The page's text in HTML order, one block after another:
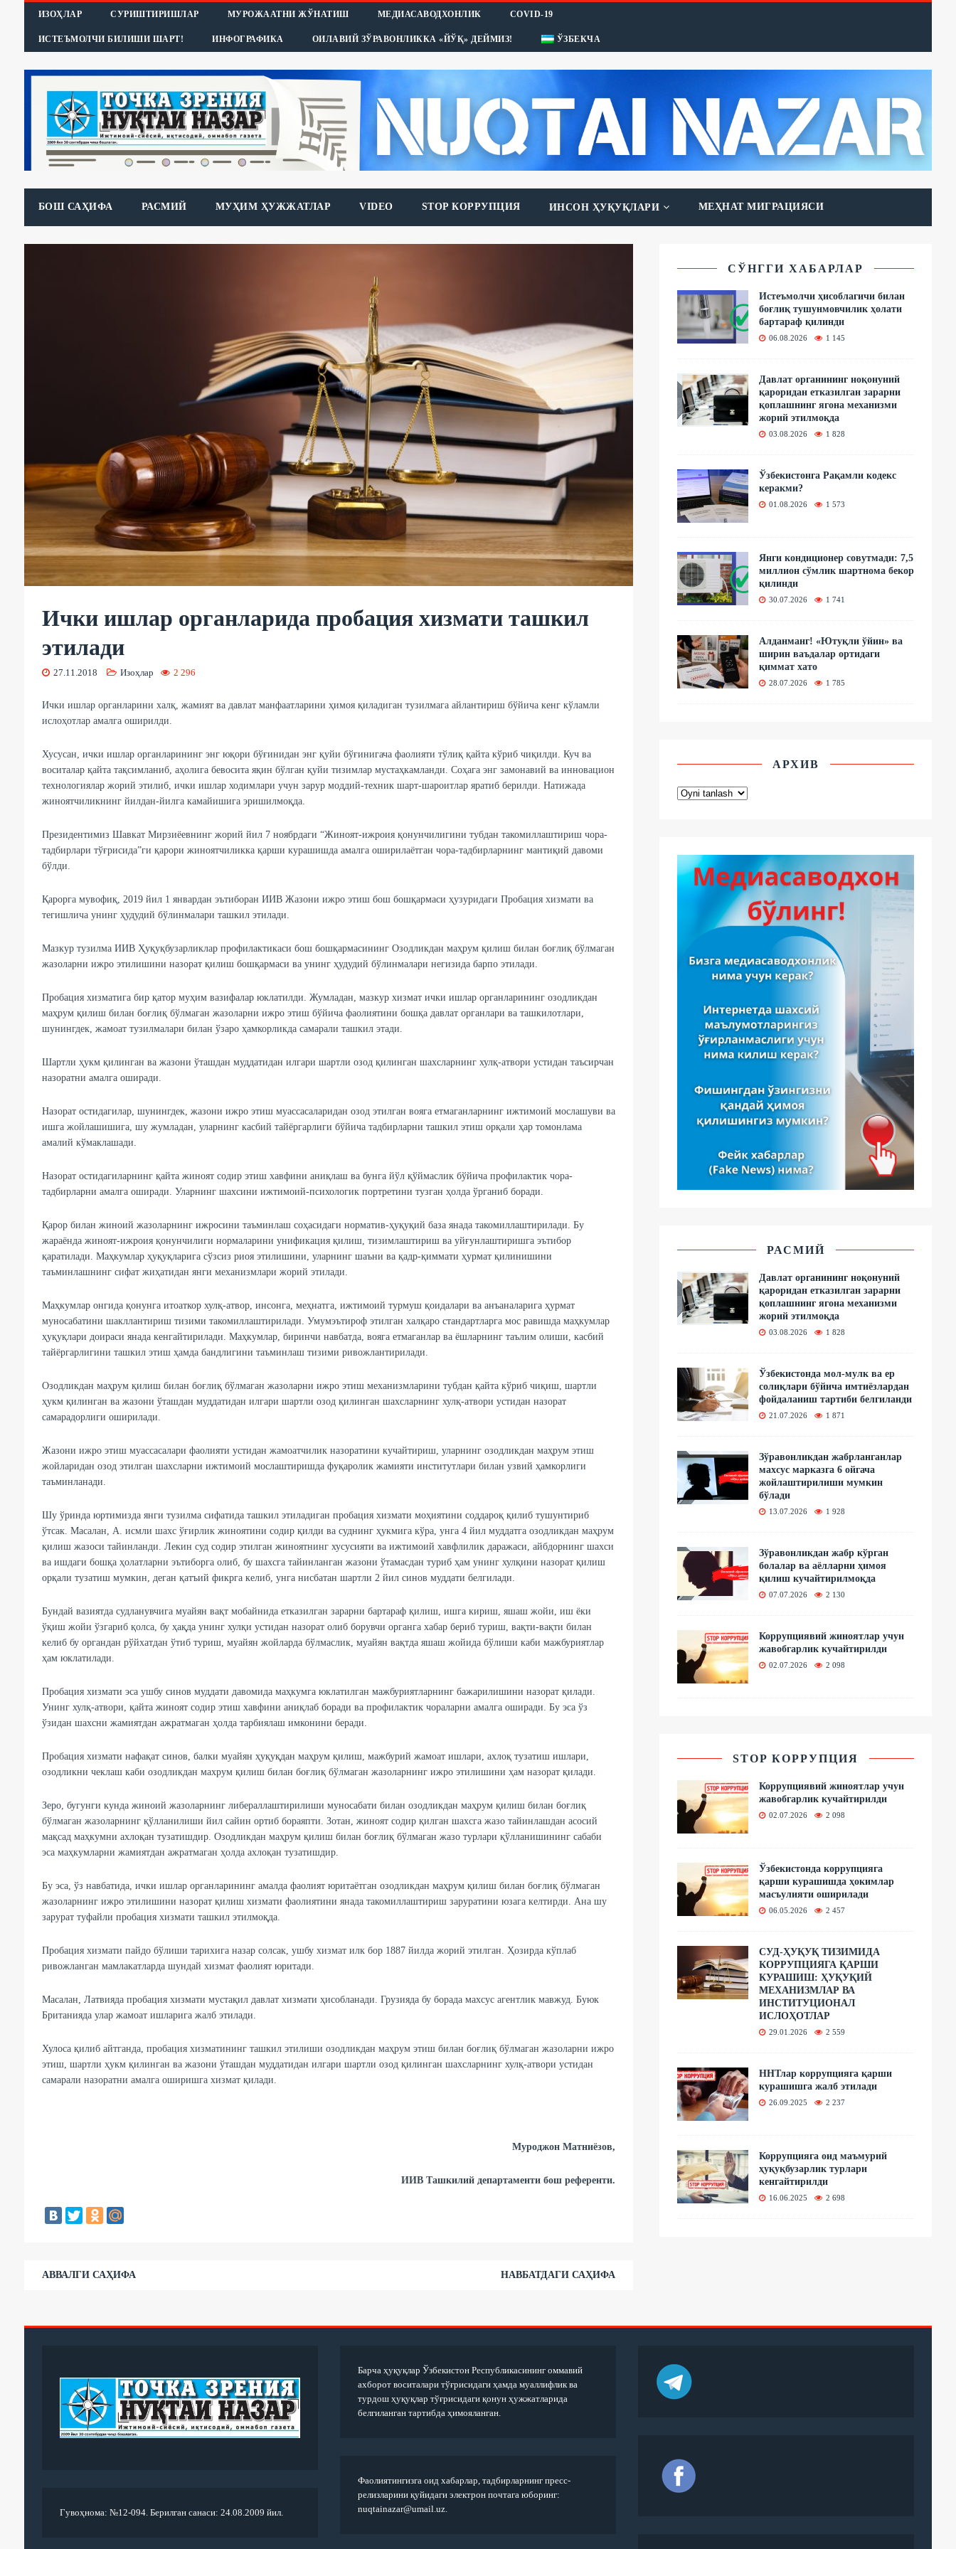
ИЗОҲЛАР СУРИШТИРИШЛАР МУРОЖААТНИ ЖЎНАТИШ МЕДИАСАВОДХОНЛИК COVID-19
ИСТЕЪМОЛЧИ БИЛИШИ ШАРТ! ИНФОГРАФИКА ОИЛАВИЙ ЗЎРАВОНЛИККА «ЙЎҚ» ДЕЙМИЗ! ЎЗБЕКЧА
БОШ САҲИФА РАСМИЙ МУҲИМ ҲУЖЖАТЛАР VIDEO STOP КОРРУПЦИЯ ИНСОН ҲУҚУҚЛАРИ МЕҲНАТ МИГРАЦИЯСИ
Ички ишлар органларида пробация хизмати ташкил
этилади
27.11.2018 Изоҳлар 2 296
Ички ишлар органларини халқ, жамият ва давлат манфаатларини ҳимоя қиладиган тузилмага айлантириш бўйича кенг кўламли
ислоҳотлар амалга оширилди.
Хусусан, ички ишлар органларининг энг юқори бўғинидан энг қуйи бўғинигача фаолияти тўлиқ қайта кўриб чиқилди. Куч ва
воситалар қайта тақсимланиб, аҳолига бевосита яқин бўлган қуйи тизимлар мустаҳкамланди. Соҳага энг замонавий ва инновацион
технологиялар жорий этилиб, ички ишлар ходимлари учун зарур моддий-техник шарт-шароитлар яратиб берилди. Натижада
жиноятчиликнинг йилдан-йилга камайишига эришилмоқда.
Президентимиз Шавкат Мирзиёевнинг жорий йил 7 ноябрдаги “Жиноят-ижроия қонунчилигини тубдан такомиллаштириш чора-
тадбирлари тўғрисида”ги қарори жиноятчиликка қарши курашишда амалга оширилаётган чора-тадбирларнинг мантиқий давоми
бўлди.
Қарорга мувофиқ, 2019 йил 1 январдан эътиборан ИИВ Жазони ижро этиш бош бошқармаси ҳузуридаги Пробация хизмати ва
тегишлича унинг ҳудудий бўлинмалари ташкил этилади.
Мазкур тузилма ИИВ Ҳуқуқбузарликлар профилактикаси бош бошқармасининг Озодликдан маҳрум қилиш билан боғлиқ бўлмаган
жазоларни ижро этилишини назорат қилиш бошқармаси ва унинг ҳудудий бўлинмалари негизида барпо этилади.
Пробация хизматига бир қатор муҳим вазифалар юклатилди. Жумладан, мазкур хизмат ички ишлар органларининг озодликдан
маҳрум қилиш билан боғлиқ бўлмаган жазоларни ижро этиш бўйича фаолиятини бошқа давлат органлари ва ташкилотлари,
шунингдек, жамоат тузилмалари билан ўзаро ҳамкорликда самарали ташкил этади.
Шартли ҳукм қилинган ва жазони ўташдан муддатидан илгари шартли озод қилинган шахсларнинг хулқ-атвори устидан таъсирчан
назоратни амалга оширади.
Назорат остидагилар, шунингдек, жазони ижро этиш муассасаларидан озод этилган вояга етмаганларнинг ижтимоий мослашуви ва
ишга жойлашишига, шу жумладан, уларнинг касбий тайёргарлиги бўйича тадбирларни ташкил этиш орқали ҳар томонлама
амалий кўмаклашади.
Назорат остидагиларнинг қайта жиноят содир этиш хавфини аниқлаш ва бунга йўл қўймаслик бўйича профилактик чора-
тадбирларни амалга оширади. Уларнинг шахсини ижтимоий-психологик портретини тузган ҳолда ўрганиб боради.
Қарор билан жиноий жазоларнинг ижросини таъминлаш соҳасидаги норматив-ҳуқуқий база янада такомиллаштирилади. Бу
жараёнда жиноят-ижроия қонунчилиги нормаларини унификация қилиш, тизимлаштириш ва уйғунлаштиришга эътибор
қаратилади. Маҳкумлар ҳуқуқларига сўзсиз риоя этилишини, уларнинг шаъни ва қадр-қиммати ҳурмат қилинишини
таъминлашнинг сифат жиҳатидан янги механизмлари жорий этилади.
Маҳкумлар онгида қонунга итоаткор хулқ-атвор, инсонга, меҳнатга, ижтимоий турмуш қоидалари ва анъаналарига ҳурмат
муносабатини шакллантириш тизими такомиллаштирилади. Умумэътироф этилган халқаро стандартларга мос равишда маҳкумлар
ҳуқуқлари доираси янада кенгайтирилади. Маҳкумлар, биринчи навбатда, вояга етмаганлар ва ёшларнинг таълим олиши, касбий
тайёргарлигини ташкил этиш ҳамда бандлигини таъминлаш тизими ривожлантирилади.
Озодликдан маҳрум қилиш билан боғлиқ бўлмаган жазоларни ижро этиш механизмларини тубдан қайта кўриб чиқиш, шартли
ҳукм қилинган ва жазони ўташдан муддатидан илгари шартли озод қилинган шахсларнинг хулқ-атвори устидан назорат
самарадорлиги оширилади.
Жазони ижро этиш муассасалари фаолияти устидан жамоатчилик назоратини кучайтириш, уларнинг озодликдан маҳрум этиш
жойларидан озод этилган шахсларни ижтимоий мослаштиришда фуқаролик жамияти институтлари билан узвий ҳамкорлиги
таъминланади.
Шу ўринда юртимизда янги тузилма сифатида ташкил этиладиган пробация хизмати моҳиятини соддароқ қилиб тушунтириб
ўтсак. Масалан, А. исмли шахс ўғирлик жиноятини содир қилди ва суднинг ҳукмига кўра, унга 4 йил муддатга озодликдан маҳрум
қилиш жазоси тайинланди. Лекин суд содир этилган жиноятнинг хусусияти ва ижтимоий хавфлилик даражаси, айбдорнинг шахси
ва ишдаги бошқа ҳолатларни эътиборга олиб, бу шахсга тайинланган жазони ўтамасдан туриб ҳам унинг хулқини назорат қилиш
орқали тузатиш мумкин, деган қатъий фикрга келиб, унга нисбатан шартли 2 йил синов муддати белгилади.
Бундай вазиятда судланувчига муайян вақт мобайнида етказилган зарарни бартараф қилиш, ишга кириш, яшаш жойи, иш ёки
ўқиш жойи ўзгариб қолса, бу ҳақда унинг хулқи устидан назорат олиб борувчи органга хабар бериб туриш, вақти-вақти билан
келиб бу органдан рўйхатдан ўтиб туриш, муайян жойларда бўлмаслик, муайян вақтда яшаш жойида бўлиши каби мажбуриятлар
ҳам юклатилади.
Пробация хизмати эса ушбу синов муддати давомида маҳкумга юклатилган мажбуриятларнинг бажарилишини назорат қилади.
Унинг хулқ-атвори, қайта жиноят содир этиш хавфини аниқлаб боради ва профилактик чораларни амалга оширади. Бу эса ўз
ўзидан шахсни жамиятдан ажратмаган ҳолда тарбиялаш имконини беради.
Пробация хизмати нафақат синов, балки муайян ҳуқуқдан маҳрум қилиш, мажбурий жамоат ишлари, ахлоқ тузатиш ишлари,
озодликни чеклаш каби озодликдан махрум қилиш билан боғлиқ бўлмаган жазоларнинг ижро этилишини ҳам назорат қилади.
Зеро, бугунги кунда жиноий жазоларнинг либераллаштирилиши муносабати билан озодликдан маҳрум қилиш билан боғлиқ
бўлмаган жазоларнинг қўлланилиши йил сайин ортиб бораяпти. Зотан, жиноят содир қилган шахсга жазо тайинлашдан асосий
мақсад маҳкумни ахлоқан тузатишдир. Озодликдан маҳрум қилиш билан боғлиқ бўлмаган жазо турлари қўлланишининг сабаби
эса маҳкумларни жамиятдан ажратмаган ҳолда ахлоқан тузатишдир.
Бу эса, ўз навбатида, ички ишлар органларининг амалда фаолият юритаётган озодликдан маҳрум қилиш билан боғлиқ бўлмаган
жазоларнинг ижро этилишини назорат қилиш хизмати фаолиятини янада такомиллаштириш заруратини юзага келтирди. Ана шу
зарурат туфайли пробация хизмати ташкил этилмоқда.
Пробация хизмати пайдо бўлиши тарихига назар солсак, ушбу хизмат илк бор 1887 йилда жорий этилган. Ҳозирда кўплаб
ривожланган мамлакатларда шундай хизмат фаолият юритади.
Масалан, Латвияда пробация хизмати мустақил давлат хизмати ҳисобланади. Грузияда бу борада махсус агентлик мавжуд. Буюк
Британияда улар жамоат ишларига жалб этилади.
Хулоса қилиб айтганда, пробация хизматининг ташкил этилиши озодликдан маҳрум этиш билан боғлиқ бўлмаган жазоларни ижро
этиш, шартли ҳукм қилинган ва жазони ўташдан муддатидан илгари шартли озод қилинган шахсларнинг хулқ-атвори устидан
самарали назоратни амалга оширишга хизмат қилади.
Муроджон Матниёзов,
ИИВ Ташкилий департаменти бош референти.
АВВАЛГИ САҲИФА НАВБАТДАГИ САҲИФА
СЎНГГИ ХАБАРЛАР
Истеъмолчи ҳисоблагичи билан
боғлиқ тушунмовчилик ҳолати
бартараф қилинди
06.08.2026 1 145
Давлат органининг ноқонуний
қароридан етказилган зарарни
қоплашнинг ягона механизми
жорий этилмоқда
03.08.2026 1 828
Ўзбекистонга Рақамли кодекс
керакми?
01.08.2026 1 573
Янги кондиционер совутмади: 7,5
миллион сўмлик шартнома бекор
қилинди
30.07.2026 1 741
Алданманг! «Ютуқли ўйин» ва
ширин ваъдалар ортидаги
қиммат хато
28.07.2026 1 785
АРХИВ
РАСМИЙ
Давлат органининг ноқонуний
қароридан етказилган зарарни
қоплашнинг ягона механизми
жорий этилмоқда
03.08.2026 1 828
Ўзбекистонда мол-мулк ва ер
солиқлари бўйича имтиёзлардан
фойдаланиш тартиби белгиланди
21.07.2026 1 871
Зўравонликдан жабрланганлар
махсус марказга 6 ойгача
жойлаштирилиши мумкин
бўлади
13.07.2026 1 928
Зўравонликдан жабр кўрган
болалар ва аёлларни ҳимоя
қилиш кучайтирилмоқда
07.07.2026 2 130
Коррупциявий жиноятлар учун
жавобгарлик кучайтирилди
02.07.2026 2 098
STOP КОРРУПЦИЯ
Коррупциявий жиноятлар учун
жавобгарлик кучайтирилди
02.07.2026 2 098
Ўзбекистонда коррупцияга
қарши курашишда ҳокимлар
масъулияти оширилади
06.05.2026 2 457
СУД-ҲУҚУҚ ТИЗИМИДА
КОРРУПЦИЯГА ҚАРШИ
КУРАШИШ: ҲУҚУҚИЙ
МЕХАНИЗМЛАР ВА
ИНСТИТУЦИОНАЛ
ИСЛОҲОТЛАР
29.01.2026 2 559
ННТлар коррупцияга қарши
курашишга жалб этилади
26.09.2025 2 237
Коррупцияга оид маъмурий
ҳуқуқбузарлик турлари
кенгайтирилди
16.06.2025 2 698
Гувоҳнома: №12-094. Берилган санаси: 24.08.2009 йил.
Барча ҳуқуқлар Ўзбекистон Республикасининг оммавий
ахборот воситалари тўғрисидаги ҳамда муаллифлик ва
турдош ҳуқуқлар тўғрисидаги қонун ҳужжатларида
белгиланган тартибда ҳимояланган.
Фаолиятингизга оид хабарлар, тадбирларнинг пресс-
релизларини қуйидаги электрон почтага юборинг:
nuqtainazar@umail.uz.